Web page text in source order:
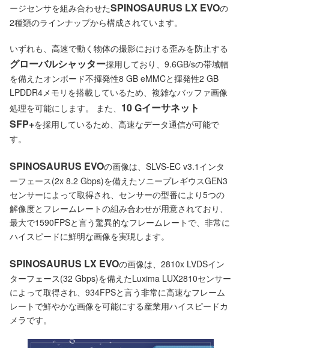
ージセンサを組み合わせたSPINOSAURUS LX EVOの
2種類のラインナップから構成されています。
いずれも、高速で動く物体の撮影における歪みを防止する
グローバルシャッター採用しており、9.6GB/sの帯域幅
を備えたオンボード不揮発性8 GB eMMCと揮発性2 GB
LPDDR4メモリを搭載しているため、複雑なバッファ画像
処理を可能にします。 また、 10 Gイーサネット
SFP+を採用しているため、高速なデータ通信が可能で
す。
SPINOSAURUS EVOの画像は、SLVS-EC v3.1インタ
ーフェース(2x 8.2 Gbps)を備えたソニープレギウスGEN3
センサーによって取得され、センサーの型番により5つの
解像度とフレームレートの組み合わせが用意されており、
最大で1590FPSと言う驚異的なフレームレートで、非常に
ハイスピードに鮮明な画像を実現します。
SPINOSAURUS LX EVOの画像は、2810x LVDSイン
ターフェース(32 Gbps)を備えたLuxima LUX2810センサー
によって取得され、934FPSと言う非常に高速なフレーム
レートで鮮やかな画像を可能にする産業用ハイスピードカ
メラです。